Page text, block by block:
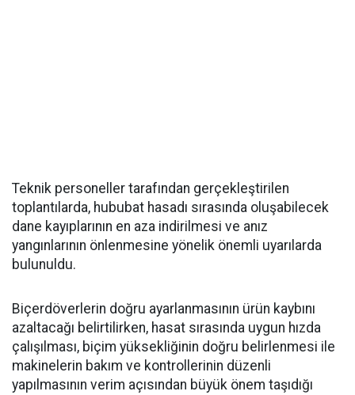
Teknik personeller tarafından gerçekleştirilen
toplantılarda, hububat hasadı sırasında oluşabilecek
dane kayıplarının en aza indirilmesi ve anız
yangınlarının önlenmesine yönelik önemli uyarılarda
bulunuldu.
Biçerdöverlerin doğru ayarlanmasının ürün kaybını
azaltacağı belirtilirken, hasat sırasında uygun hızda
çalışılması, biçim yüksekliğinin doğru belirlenmesi ile
makinelerin bakım ve kontrollerinin düzenli
yapılmasının verim açısından büyük önem taşıdığı